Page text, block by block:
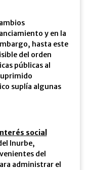
y en la
hasta este
del orden
públicas al
suplía algunas
social
Inurbe,
del
administrar el